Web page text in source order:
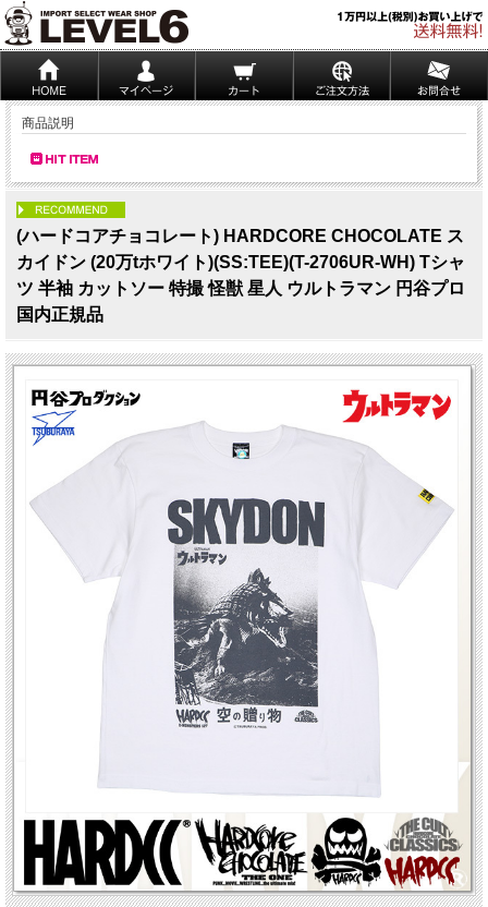
商品説明
(ハードコアチョコレート) HARDCORE CHOCOLATE ス
カイドン (20万tホワイト)(SS:TEE)(T-2706UR-WH) Tシャ
ツ 半袖 カットソー 特撮 怪獣 星人 ウルトラマン 円谷プロ
国内正規品